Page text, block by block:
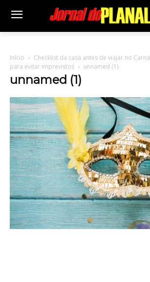
Início
Checklist da casa antes de viajar no
para evitar imprevistos
unnamed (1)
unnamed (1)